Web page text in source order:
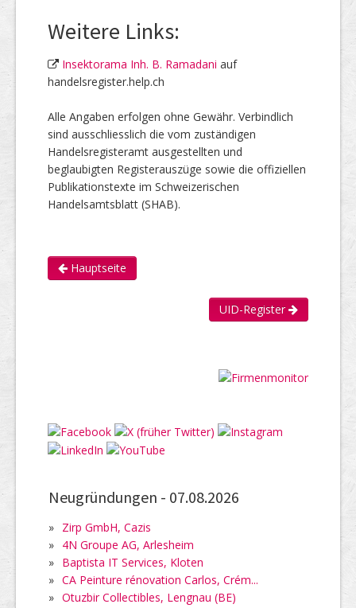
Weitere Links:
Insektorama Inh. B. Ramadani auf
handelsregister.help.ch
Alle Angaben erfolgen ohne Gewähr. Verbindlich
sind ausschliesslich die vom zuständigen
Handelsregisteramt ausgestellten und
beglaubigten Registerauszüge sowie die offiziellen
Publikationstexte im Schweizerischen
Handelsamtsblatt (SHAB).
Hauptseite
UID-Register
Neugründungen - 07.08.2026
» Zirp GmbH, Cazis
» 4N Groupe AG, Arlesheim
» Baptista IT Services, Kloten
» CA Peinture rénovation Carlos, Crém...
» Otuzbir Collectibles, Lengnau (BE)